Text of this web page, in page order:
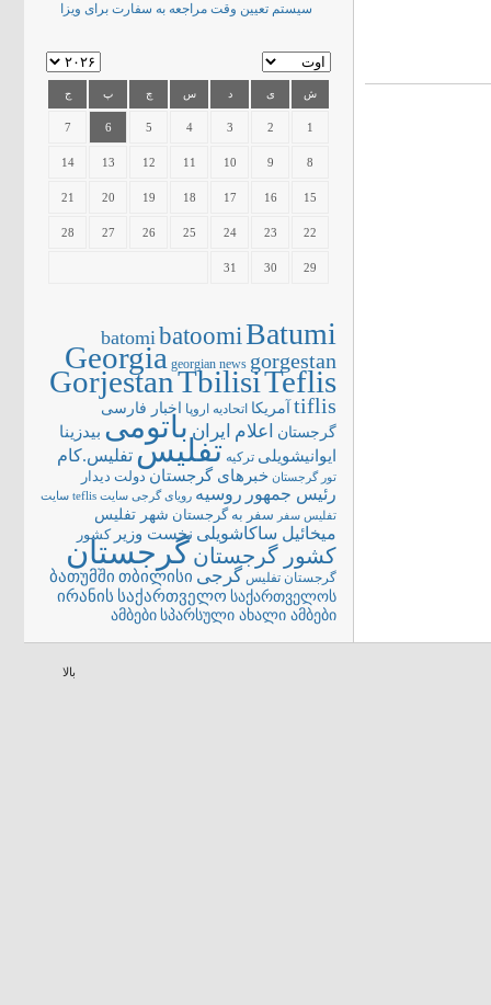
سیستم تعیین وقت مراجعه به سفارت برای ویزا
ش ی د س چ پ ج
1
2
3
4
5
6
7
8
9
10
11
12
13
14
15
16
17
18
19
20
21
22
23
24
25
26
27
28
29
30
31
batomibatoomiBatumi
Georgia georgian news gorgestan
GorjestanTbilisiTeflis
tiflis آمریکا اتحادیه اروپا
اخبار فارسی
گرجستان
اعلام ایران باتومی بیدزینا
ایوانیشویلی ترکیه تفلیستفلیس.کام
تور گرجستان خبرهای گرجستان دولت دیدار
رئیس جمهور روسیه رویای گرجی سایت teflis
سایت
تفلیس سفر سفر به گرجستان شهر تفلیس
میخائیل ساکاشویلی نخست وزیر کشور
کشور گرجستانگرجستان
گرجستان تفلیس گرجی ბათუმში თბილისი
ირანის საქართველო საქართველოს
ამბები სპარსული ახალი ამბები
بالا